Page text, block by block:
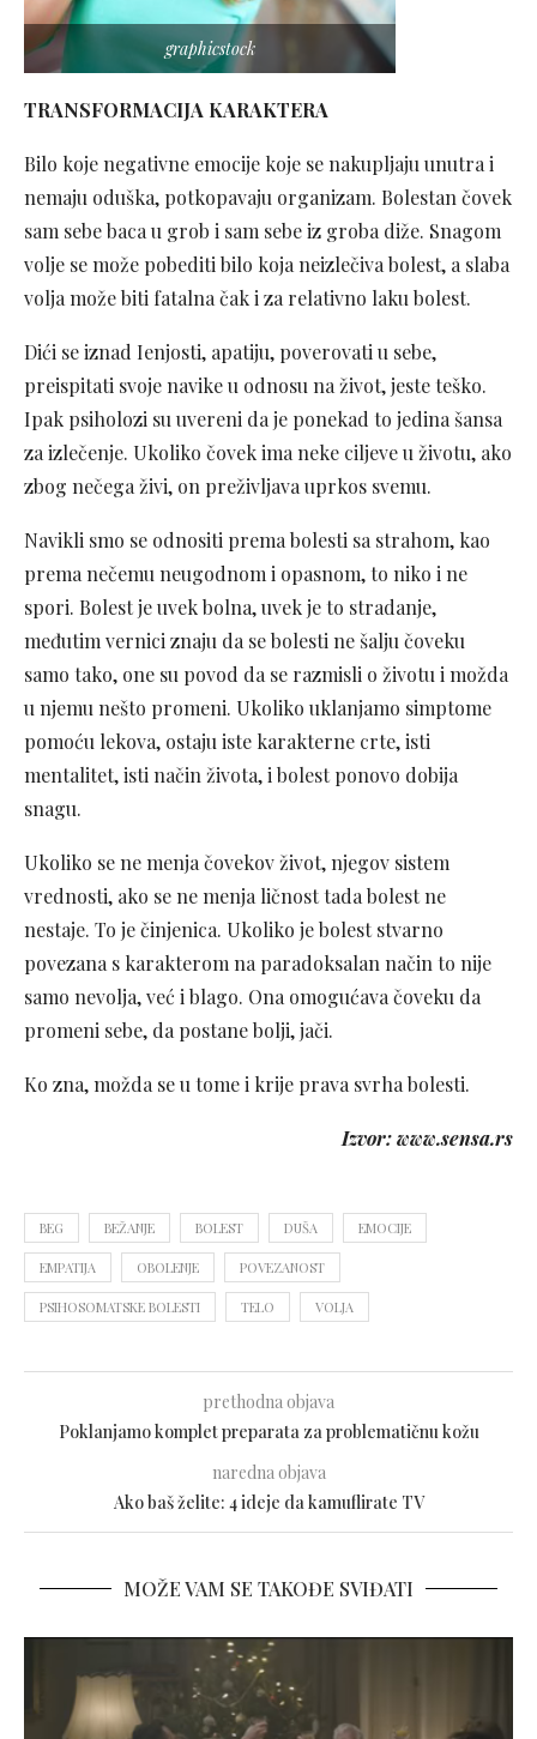
graphicstock
TRANSFORMACIJA KARAKTERA
Bilo koje negativne emocije koje se nakupljaju unutra i
nemaju oduška, potkopavaju organizam. Bolestan čovek
sam sebe baca u grob i sam sebe iz groba diže. Snagom
volje se može pobediti bilo koja neizlečiva bolest, a slaba
volja može biti fatalna čak i za relativno laku bolest.
Dići se iznad Ienjosti, apatiju, poverovati u sebe,
preispitati svoje navike u odnosu na život, jeste teško.
Ipak psiholozi su uvereni da je ponekad to jedina šansa
za izlečenje. Ukoliko čovek ima neke ciljeve u životu, ako
zbog nečega živi, on preživljava uprkos svemu.
Navikli smo se odnositi prema bolesti sa strahom, kao
prema nečemu neugodnom i opasnom, to niko i ne
spori. Bolest je uvek bolna, uvek je to stradanje,
međutim vernici znaju da se bolesti ne šalju čoveku
samo tako, one su povod da se razmisli o životu i možda
u njemu nešto promeni. Ukoliko uklanjamo simptome
pomoću lekova, ostaju iste karakterne crte, isti
mentalitet, isti način života, i bolest ponovo dobija
snagu.
Ukoliko se ne menja čovekov život, njegov sistem
vrednosti, ako se ne menja ličnost tada bolest ne
nestaje. To je činjenica. Ukoliko je bolest stvarno
povezana s karakterom na paradoksalan način to nije
samo nevolja, već i blago. Ona omogućava čoveku da
promeni sebe, da postane bolji, jači.
Ko zna, možda se u tome i krije prava svrha bolesti.
Izvor: www.sensa.rs
BEG BEŽANJE BOLEST DUŠA EMOCIJE
EMPATIJA OBOLENJE POVEZANOST
PSIHOSOMATSKE BOLESTI TELO VOLJA
prethodna objava
Poklanjamo komplet preparata za problematičnu kožu
naredna objava
Ako baš želite: 4 ideje da kamuflirate TV
MOŽE VAM SE TAKOĐE SVIĐATI